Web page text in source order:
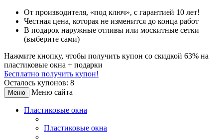
От производителя, «под ключ», с гарантией 10 лет!
Честная цена, которая не изменится до конца работ
В подарок наружные отливы или москитные сетки
(выберите сами)
Нажмите кнопку, чтобы получить купон со скидкой 63% на
пластиковые окна + подарки
Бесплатно получить купон!
Осталось купонов: 8
Меню Меню сайта
Пластиковые окна
Пластиковые окна